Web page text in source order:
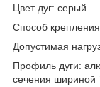
Цвет дуг: серый
Способ крепления
Допустимая
Профиль дуги:
сечения шириной